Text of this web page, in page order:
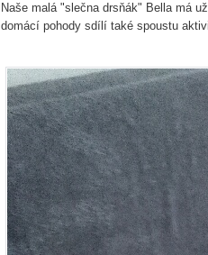
Naše malá "slečna drsňák" Bella má
domácí pohody sdílí také spoustu